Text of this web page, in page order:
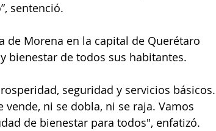
sentenció.
de Morena en la capital de Querétaro
bienestar de todos sus habitantes.
seguridad y servicios básicos.
ni se dobla, ni se raja. Vamos
de bienestar para todos", enfatizó.